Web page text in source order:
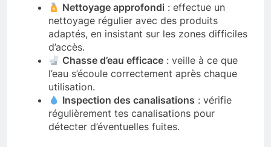
Nettoyage approfondi : effectue un
nettoyage régulier avec des produits
adaptés, en insistant sur les zones difficiles
d’accès.
Chasse d’eau efficace : veille à ce que
l’eau s’écoule correctement après chaque
utilisation.
Inspection des canalisations : vérifie
régulièrement tes canalisations pour
détecter d’éventuelles fuites.